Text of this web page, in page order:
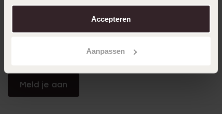
aanpassen. Lees er meer over in onscookiebeleid.
Accepteren
Aanpassen
Meld je aan